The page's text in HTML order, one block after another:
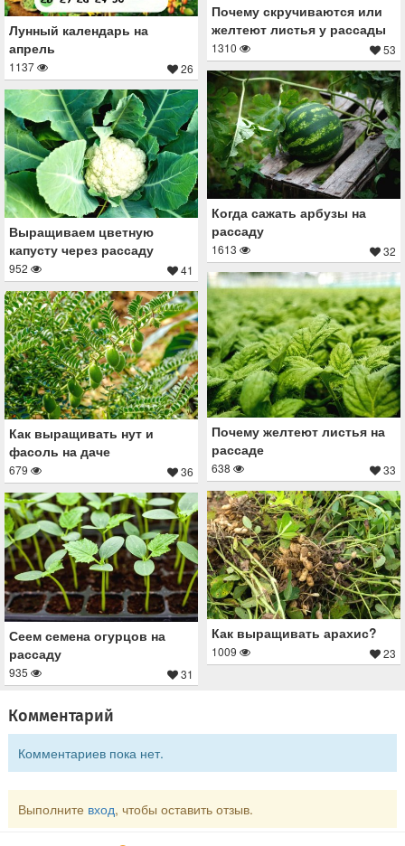
Лунный календарь на
апрель
1137 26
Почему скручиваются или
желтеют листья у рассады
1310 53
Когда сажать арбузы на
рассаду
1613 32
Выращиваем цветную
капусту через рассаду
952 41
Почему желтеют листья на
рассаде
638 33
Как выращивать нут и
фасоль на даче
679 36
Как выращивать арахис?
1009 23
Сеем семена огурцов на
рассаду
935 31
Комментарий
Комментариев пока нет.
Выполните вход, чтобы оставить отзыв.